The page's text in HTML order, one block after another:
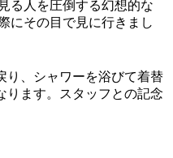
る人を圧倒する幻想的な
にその目で見に行きまし
り、シャワーを浴びて着替
ります。スタッフとの記念